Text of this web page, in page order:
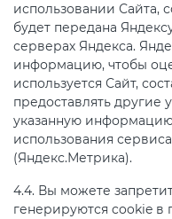
использовании Сайта,
будет передана
серверах Яндекса.
информацию, чтобы
используется Сайт,
предоставлять другие
указанную
использования
(Яндекс.Метрика).
4.4. Вы можете
генерируются cookie в